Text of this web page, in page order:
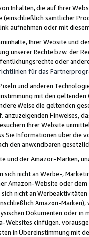
Inhalten, die auf Ihrer
(einschließlich sämtlicher
aufnehmen oder mit
Ihrer Website und
unserer Rechte bzw. der
oder
für das
und anderen
mit den
Weise die geltenden
anzuzeigenden Hinweises,
Ihrer Website
Sie Informationen über die
den anwendbaren
und der Amazon-Marken,
sich nicht an Werbe-,
Amazon-Website oder
nicht an
Amazon-
Dokumenten oder in
Websites einfügen.
in Übereinstimmung mit